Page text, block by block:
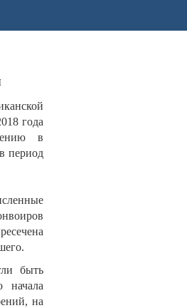
года
в
период
быть
начала
на